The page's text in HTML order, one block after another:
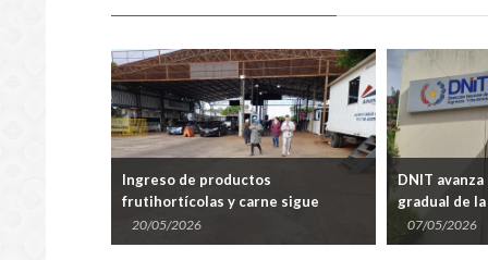
Ingreso de productos
frutihortícolas y carne sigue
prohibido por el puente San Roque
20/05/2026
DNIT
gradual de
electrónica
07/05/2026